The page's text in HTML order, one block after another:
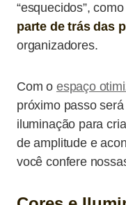
“esquecidos”,
parte de trás das
organizadores.
Com o espaço
próximo passo
iluminação para
de amplitude e
você confere